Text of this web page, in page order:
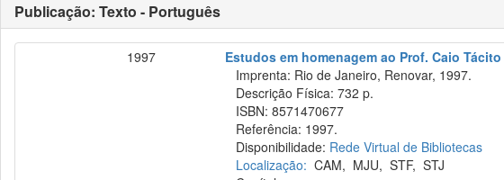
Publicação: Texto - Português
1997 Estudos em homenagem ao Prof. Caio Tácito
Imprenta: Rio de Janeiro, Renovar, 1997.
Descrição Física: 732 p.
ISBN: 8571470677
Referência: 1997.
Disponibilidade: Rede Virtual de Bibliotecas
Localização: CAM, MJU,STF,STJ